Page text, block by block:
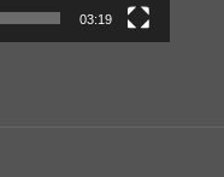
03:19